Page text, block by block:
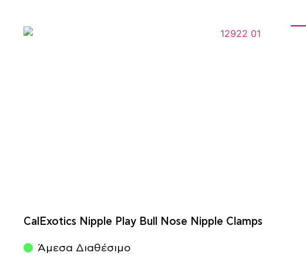
CalExotics Nipple Play Bull Nose Nipple Clamps
Άμεσα Διαθέσιμο